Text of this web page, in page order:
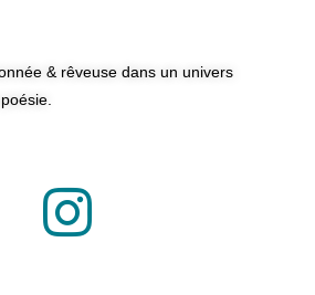
& rêveuse dans un univers